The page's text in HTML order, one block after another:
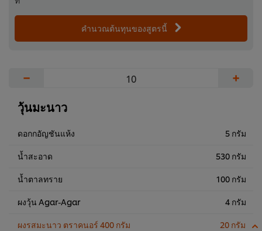
คำนวณต้นทุนของสูตรนี้
− +
วุ้นมะนาว
ดอกกอัญชันแห้ง 5 กรัม
น้ำสะอาด 530 กรัม
น้ำตาลทราย 100 กรัม
ผงวุ้น Agar-Agar 4 กรัม
ผงรสมะนาว ตราคนอร์ 400 กรัม 20 กรัม